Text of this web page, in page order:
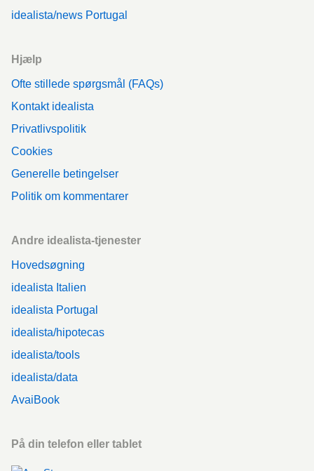
idealista/news Portugal
Hjælp
Ofte stillede spørgsmål (FAQs)
Kontakt idealista
Privatlivspolitik
Cookies
Generelle betingelser
Politik om kommentarer
Andre idealista-tjenester
Hovedsøgning
idealista Italien
idealista Portugal
idealista/hipotecas
idealista/tools
idealista/data
AvaiBook
På din telefon eller tablet